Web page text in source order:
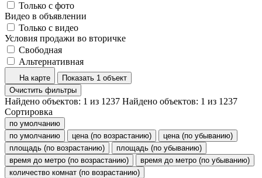
Только с фото
Видео в объявлении
Только с видео
Условия продажи во вторичке
Свободная
Альтернативная
На карте
Показать 1 объект
Очистить фильтры
Найдено объектов: 1 из 1237 Найдено объектов: 1 из 1237
Сортировка
по умолчанию
по умолчанию
цена (по возрастанию)
цена (по убыванию)
площадь (по возрастанию)
площадь (по убыванию)
время до метро (по возрастанию)
время до метро (по убыванию)
количество комнат (по возрастанию)